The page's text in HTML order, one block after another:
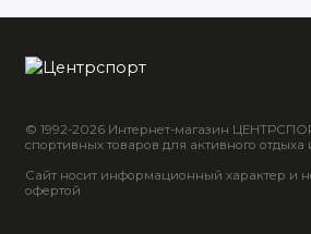
© 1992-2026 Интернет-магазин
спортивных товаров для активного
Сайт носит информационный характер и
офертой